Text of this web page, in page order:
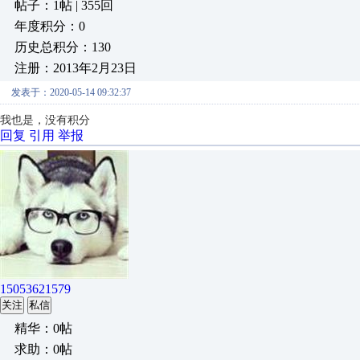
帖子：1帖 | 355回
年度积分：0
历史总积分：130
注册：2013年2月23日
发表于：2020-05-14 09:32:37
我也是，没有积分
回复 引用 举报
15053621579
关注 私信
精华：0帖
求助：0帖